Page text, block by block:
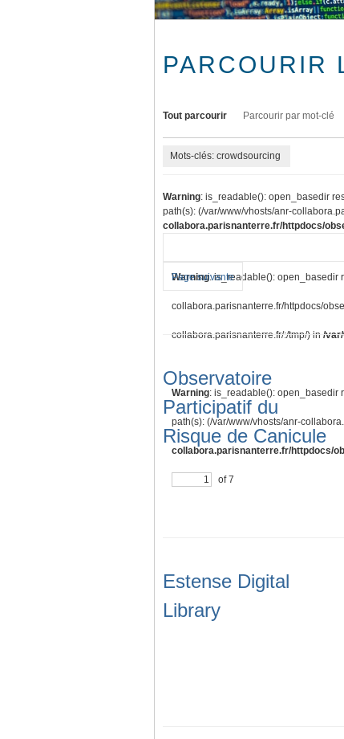
PARCOURIR
Tout parcourir Parcourir par mot-clé
Mots-clés: crowdsourcing
Warning: is_readable(): open_basedir
path(s): (/var/www/vhosts/anr-
collabora.parisnanterre.fr/httpdocs/
Warning: is_readable(): open_basedir
collabora.parisnanterre.fr/httpdocs/
collabora.parisnanterre.fr/:/tmp/) in /
Warning: is_readable(): open_basedir
path(s): (/var/www/vhosts/anr-
collabora.parisnanterre.fr/httpdocs/
of 7
Page suivante
Observatoire
Participatif du
Risque de Canicule
Estense Digital
Library